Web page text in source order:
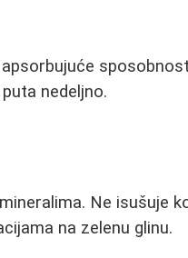
nedeljno.
Ne isušuje
na zelenu glinu.